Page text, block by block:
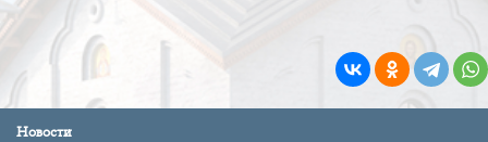
Новости